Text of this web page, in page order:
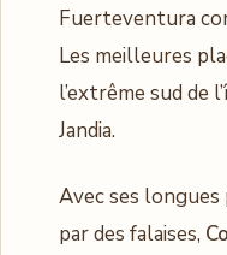
Fuerteventura
Les meilleures
l’extrême sud de
Jandia.
Avec ses longues
par des falaises,